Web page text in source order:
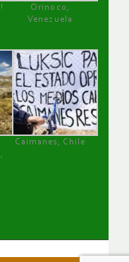
Orinoco,
Venezuela
Caimanes, Chile